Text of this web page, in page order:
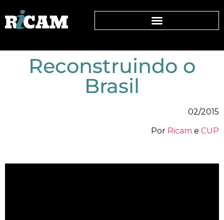
Reconstruindo o
Brasil
02/2015
Por Ricam e CUP